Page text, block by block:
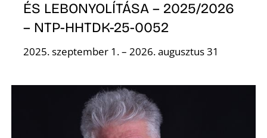
ÉS LEBONYOLÍTÁSA – 2025/2026
– NTP-HHTDK-25-0052
2025. szeptember 1. – 2026. augusztus 31